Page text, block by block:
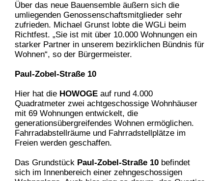
Über das neue Bauensemble äußern sich die
umliegenden Genossenschaftsmitglieder sehr
zufrieden. Michael Grunst lobte die WGLi beim
Richtfest. „Sie ist mit über 10.000 Wohnungen ein
starker Partner in unserem bezirklichen Bündnis für
Wohnen“, so der Bürgermeister.
Paul-Zobel-Straße 10
Hier hat die HOWOGE auf rund 4.000
Quadratmeter zwei achtgeschossige Wohnhäuser
mit 69 Wohnungen entwickelt, die
generationsübergreifendes Wohnen ermöglichen.
Fahrradabstellräume und Fahrradstellplätze im
Freien werden geschaffen.
Das Grundstück Paul-Zobel-Straße 10 befindet
sich im Innenbereich einer zehngeschossigen